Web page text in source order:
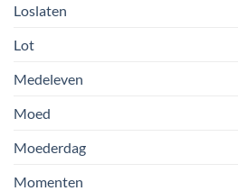
Loslaten
Lot
Medeleven
Moed
Moederdag
Momenten